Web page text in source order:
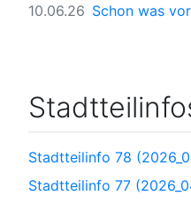
10.06.26 Schon was
Stadtteilinfo 78
Stadtteilinfo 77